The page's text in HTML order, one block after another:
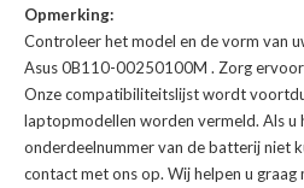
Opmerking:
Controleer het model en de vorm van
Asus 0B110-00250100M . Zorg
Onze compatibiliteitslijst wordt
laptopmodellen worden vermeld. Als
onderdeelnummer van de batterij niet
contact met ons op. Wij helpen u graag